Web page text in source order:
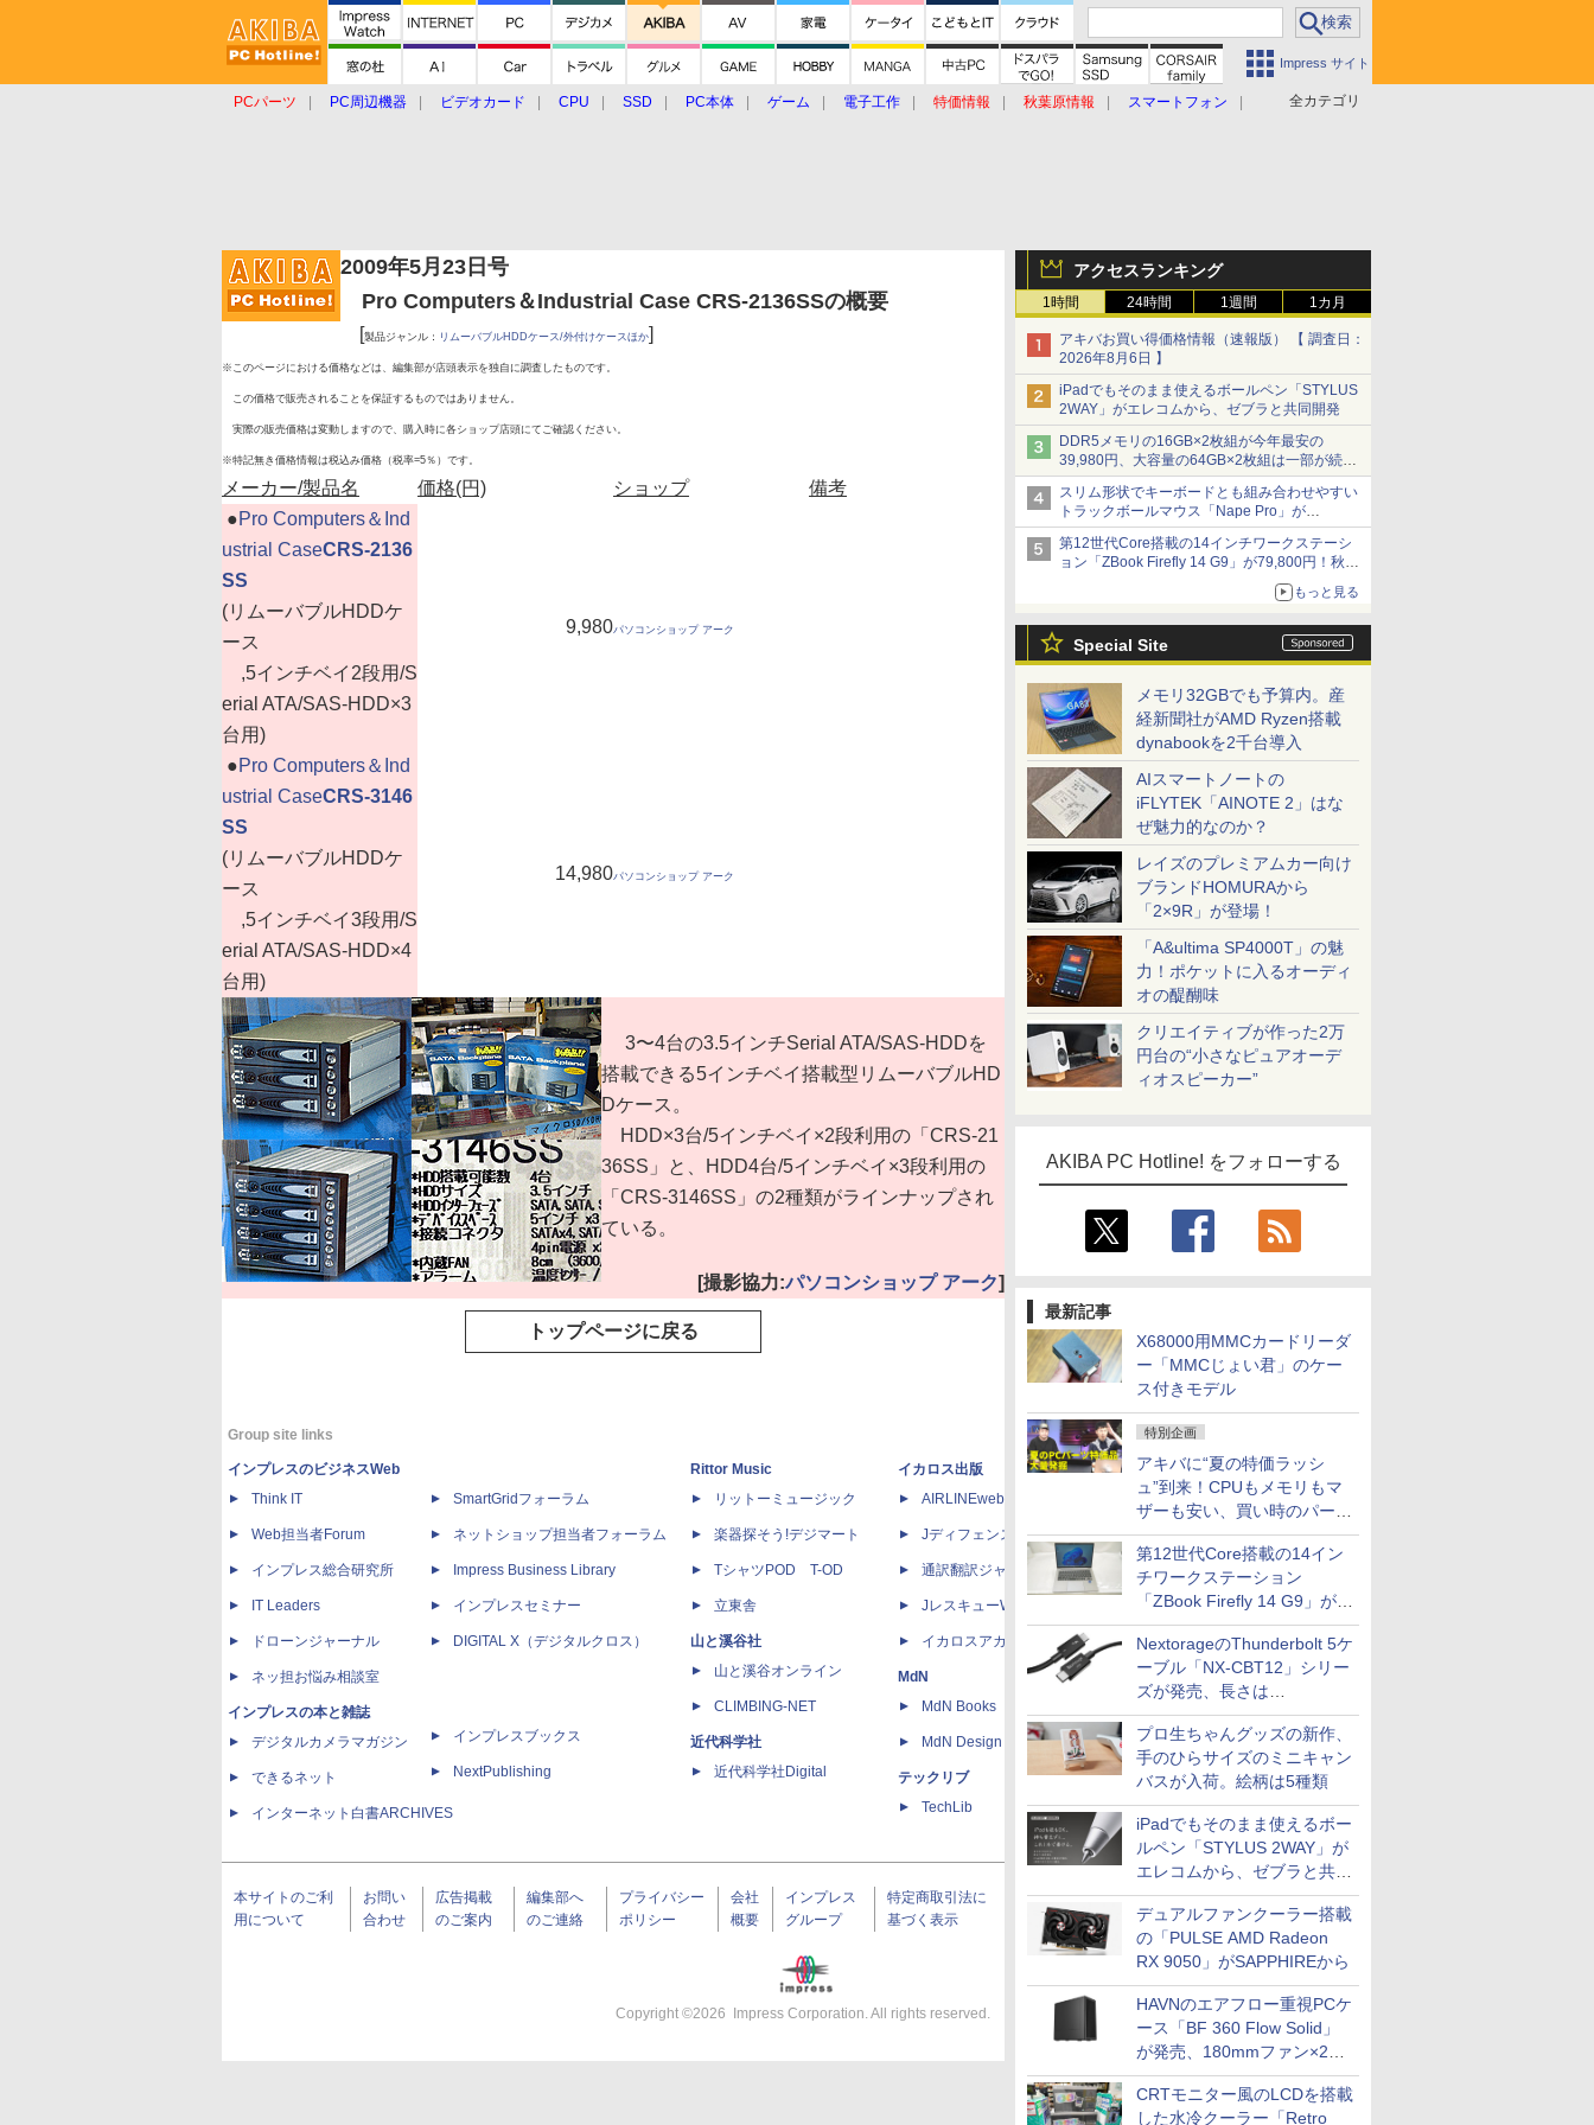
Impress サイト
全カテゴリ
PCパーツ PC周辺機器 ビデオカード CPU SSD PC本体 ゲーム 電子工作 特価情報 秋葉原情報
スマートフォン
アクセスランキング
1時間 24時間 1週間 1カ月
アキバお買い得価格情報（速報版） 【 調査日：
2026年8月6日 】
iPadでもそのまま使えるボールペン「STYLUS
2WAY」がエレコムから、ゼブラと共同開発
DDR5メモリの16GB×2枚組が今年最安の
39,980円、大容量の64GB×2枚組は一部が続騰
[8月前半のメモリ価格]
スリム形状でキーボードとも組み合わせやすい
トラックボールマウス「Nape Pro」が
Keychronから
第12世代Core搭載の14インチワークステーシ
ョン「ZBook Firefly 14 G9」が79,800円！秋葉
もっと見る
Special Site
メモリ32GBでも予算内。産
経新聞社がAMD Ryzen搭載
dynabookを2千台導入
AIスマートノートの
iFLYTEK「AINOTE 2」はな
ぜ魅力的なのか？
レイズのプレミアムカー向け
ブランドHOMURAから
「2×9R」が登場！
「A&ultima SP4000T」の魅
力！ポケットに入るオーディ
オの醍醐味
クリエイティブが作った2万
円台の“小さなピュアオーデ
ィオスピーカー”
AKIBA PC Hotline! をフォローする
最新記事
X68000用MMCカードリーダ
ー「MMCじょい君」のケー
ス付きモデル
特別企画
アキバに“夏の特価ラッシ
ュ”到来！CPUもメモリもマ
ザーも安い、買い時のパーツ
は？【8月7日(金)22時配信】
第12世代Core搭載の14イン
チワークステーション
「ZBook Firefly 14 G9」が
79,800円！秋葉原で中古PC
セール
NextorageのThunderbolt 5ケ
ーブル「NX-CBT12」シリー
ズが発売、長さは
30cm/50cm/1mの3種類
プロ生ちゃんグッズの新作、
手のひらサイズのミニキャン
バスが入荷。絵柄は5種類
iPadでもそのまま使えるボー
ルペン「STYLUS 2WAY」が
エレコムから、ゼブラと共同
開発
デュアルファンクーラー搭載
の「PULSE AMD Radeon
RX 9050」がSAPPHIREから
HAVNのエアフロー重視PCケ
ース「BF 360 Flow Solid」
が発売、180mmファン×2搭
載
CRTモニター風のLCDを搭載
した水冷クーラー「Retro
2009年5月23日号
Pro Computers＆Industrial Case CRS-2136SSの概要
[製品ジャンル： リムーバブルHDDケース/外付けケースほか]
※このページにおける価格などは、編集部が店頭表示を独自に調査したものです。
この価格で販売されることを保証するものではありません。
実際の販売価格は変動しますので、購入時に各ショップ店頭にてご確認ください。
※特記無き価格情報は税込み価格（税率=5％）です。
メーカー/製品名 価格(円) ショップ
備考
●Pro Computers＆Ind
ustrial CaseCRS-2136
SS
(リムーバブルHDDケ
ース
,5インチベイ2段用/S
erial ATA/SAS-HDD×3
台用)
9,980パソコンショップ アーク
●Pro Computers＆Ind
ustrial CaseCRS-3146
SS
(リムーバブルHDDケ
ース
,5インチベイ3段用/S
erial ATA/SAS-HDD×4
台用)
14,980パソコンショップ アーク
3〜4台の3.5インチSerial ATA/SAS-HDDを
搭載できる5インチベイ搭載型リムーバブルHD
Dケース。
HDD×3台/5インチベイ×2段利用の「CRS-21
36SS」と、HDD4台/5インチベイ×3段利用の
「CRS-3146SS」の2種類がラインナップされ
ている。
[撮影協力:パソコンショップ アーク]
トップページに戻る
Group site links
インプレスのビジネスWeb
Think IT
Web担当者Forum
インプレス総合研究所
IT Leaders
ドローンジャーナル
ネッ担お悩み相談室
インプレスの本と雑誌
デジタルカメラマガジン
できるネット
インターネット白書ARCHIVES
SmartGridフォーラム
ネットショップ担当者フォーラム
Impress Business Library
インプレスセミナー
DIGITAL X（デジタルクロス）
インプレスブックス
NextPublishing
Rittor Music
リットーミュージック
楽器探そう!デジマート
TシャツPOD T-OD
立東舎
山と溪谷社
山と溪谷オンライン
CLIMBING-NET
近代科学社
近代科学社Digital
イカロス出版
AIRLINEweb
Jディフェンスニュース
通訳翻訳ジャーナル
JレスキューWeb
イカロスアカデミー
MdN
MdN Books
MdN Design Interactive
テックリブ
TechLib
ICE
天海社
Comic curea
impress QuickBooks
PUBFUN
パブファンセルフ
IPGネットワーク
TシャツPOD pTa.shop
カスタム写真集POD fabli
Impress Group Publication Informa
本サイトのご利
用について
お問い
合わせ
広告掲載
のご案内
編集部へ
のご連絡
プライバシー
ポリシー
会社
概要
インプレス
グループ
特定商取引法に
基づく表示
Copyright ©2026 Impress Corporation. All rights reserved.